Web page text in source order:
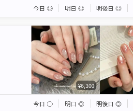
今日 ◎ 明日 ◎ 明後日 ◎
¥6,300
今日 ◯ 明日 ◎ 明後日 ◎